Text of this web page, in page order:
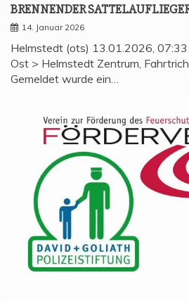
BREN­NEN­DER
14. Januar 2026
Helmstedt (ots) 13.01.2026,
Ost > Helmstedt Zentrum,
Gemeldet wurde ein…